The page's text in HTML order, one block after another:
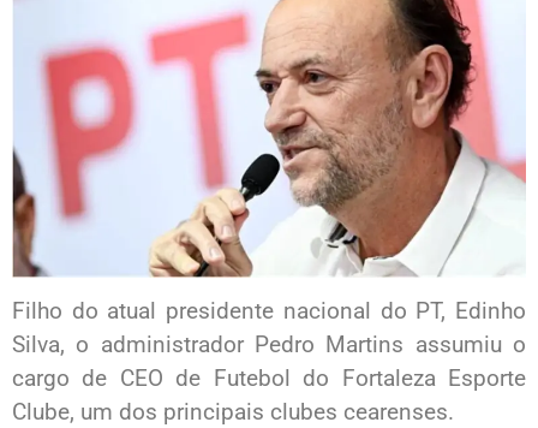
Filho do atual presidente nacional do PT, Edinho
Silva, o administrador Pedro Martins assumiu o
cargo de CEO de Futebol do Fortaleza Esporte
Clube, um dos principais clubes cearenses.